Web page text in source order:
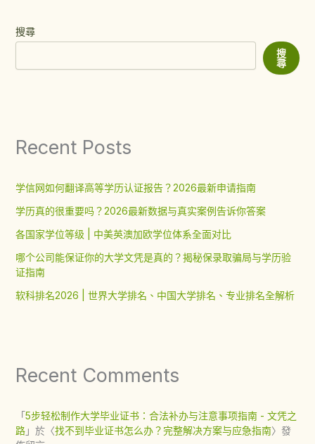
搜尋
搜
尋
Recent Posts
学信网如何翻译高等学历认证报告？2026最新申请指南
学历真的很重要吗？2026最新数据与真实案例告诉你答案
各国家学位等级 | 中美英澳加欧学位体系全面对比
哪个公司能保证你的大学文凭是真的？揭秘保录取骗局与学历验
证指南
软科排名2026 | 世界大学排名、中国大学排名、专业排名全解析
Recent Comments
「5步轻松制作大学毕业证书：合法补办与注意事项指南 - 文凭之
路」於〈找不到毕业证书怎么办？完整解决方案与应急指南〉發